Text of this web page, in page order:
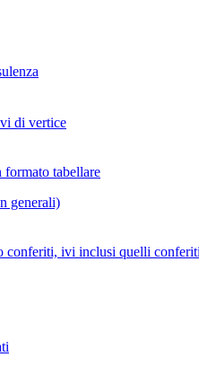
di vertice
tabellare
generali)
ivi inclusi quelli